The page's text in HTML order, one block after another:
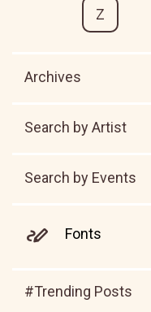
Z
Archives
Search by Artist
Search by Events
Fonts
#Trending Posts